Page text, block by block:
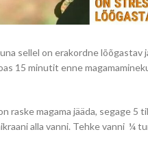
sellel on erakordne
15 minutit enne
raske magama jääda, segage
alla vanni. Tehke vanni ¼